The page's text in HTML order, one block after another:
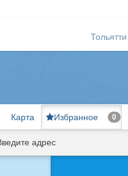
Тольятти
Карта Избранное 0